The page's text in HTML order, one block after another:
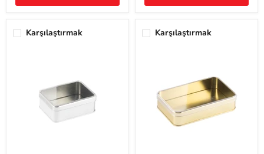
x
x
Karşılaştırmak Karşılaştırmak